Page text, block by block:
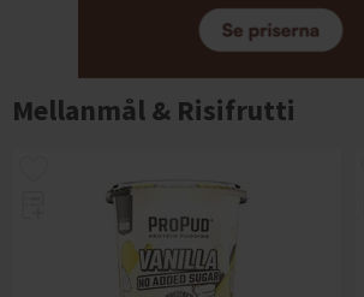
Mellanmål & Risifrutti